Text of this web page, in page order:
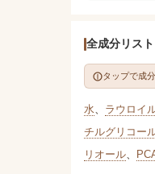
全成分リスト
タップで成
水、 ラウロイ
チルグリコー
リオール、